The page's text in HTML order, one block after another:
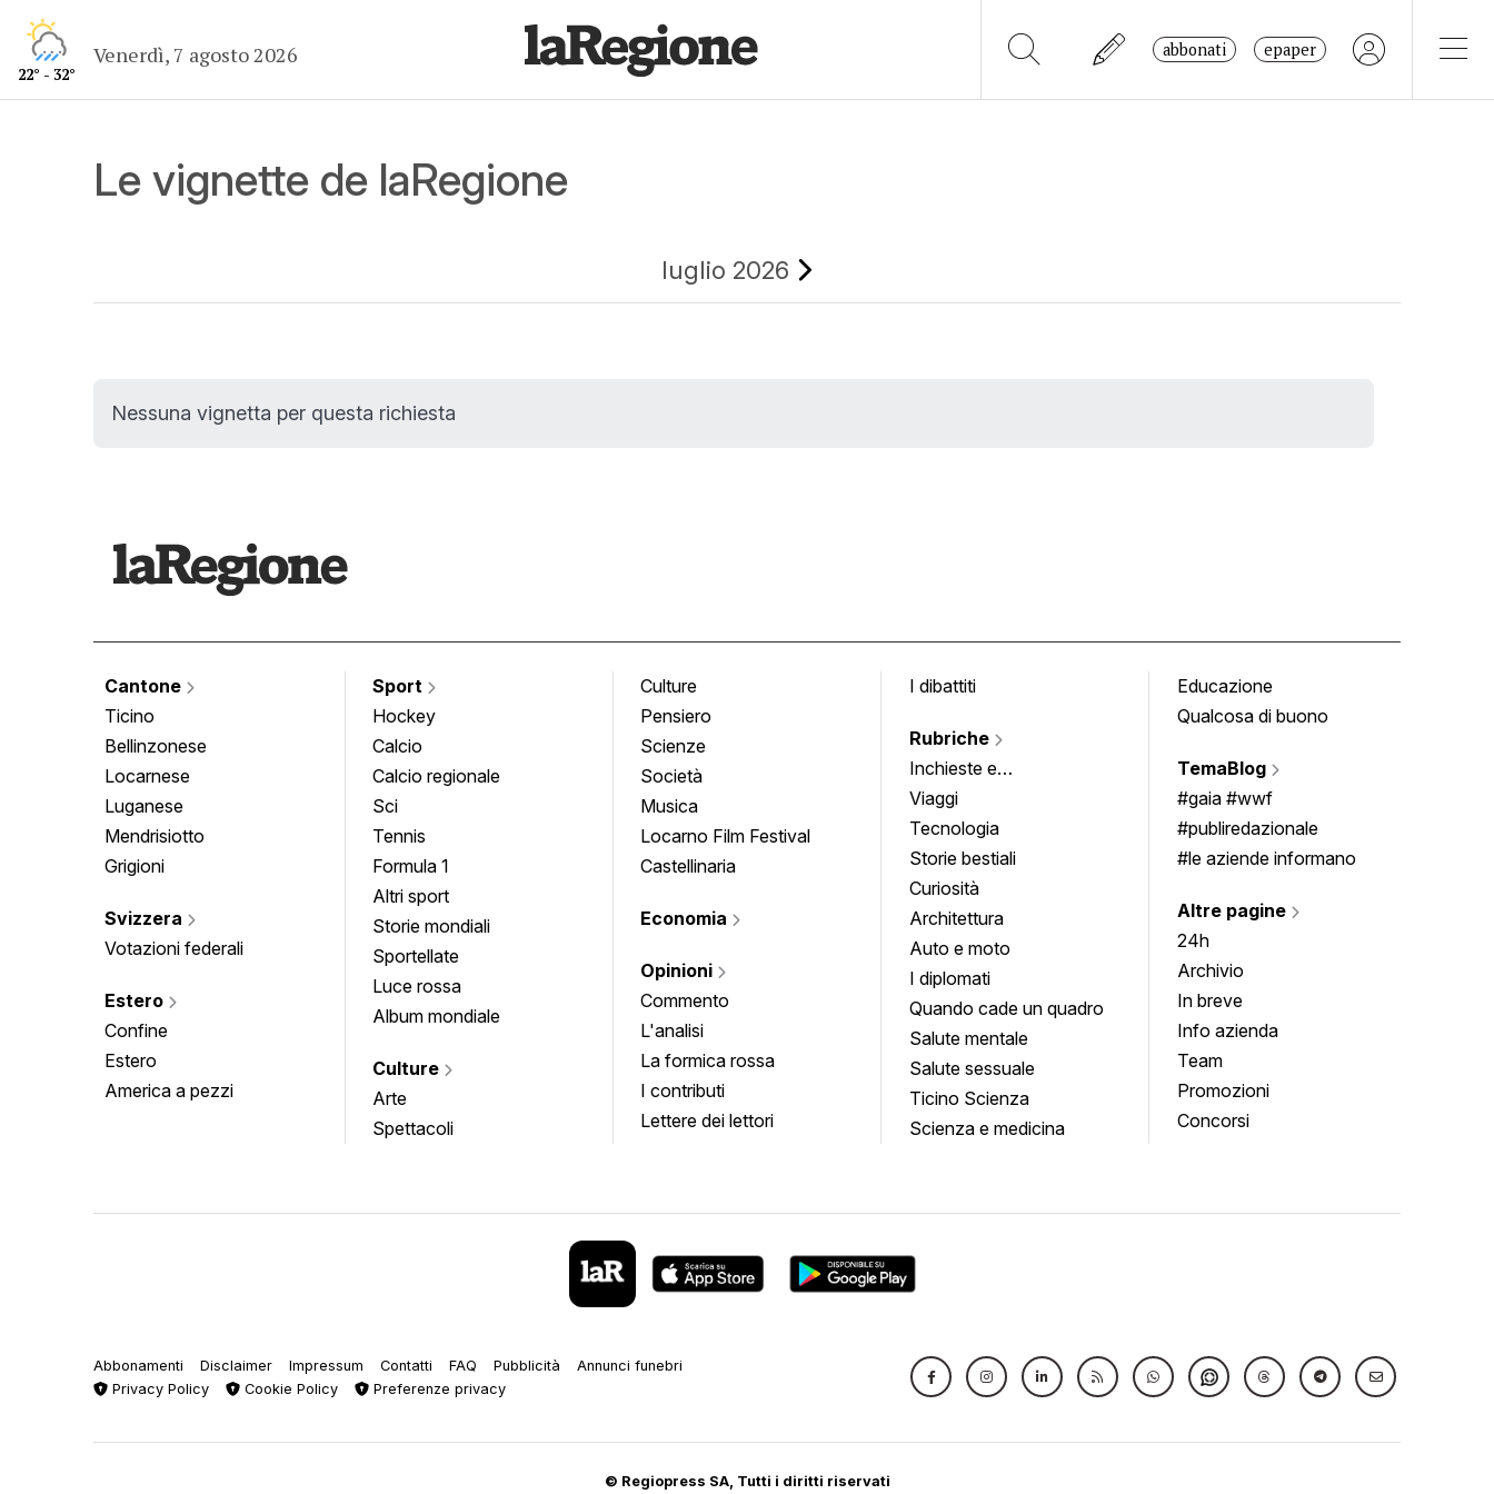
22° - 32°
Venerdì, 7 agosto 2026 abbonati epaper
Le vignette de laRegione
luglio 2026
Nessuna vignetta per questa richiesta
Cantone
Ticino
Bellinzonese
Locarnese
Luganese
Mendrisiotto
Grigioni
Svizzera
Votazioni federali
Estero
Confine
Estero
America a pezzi
Sport
Hockey
Calcio
Calcio regionale
Sci
Tennis
Formula 1
Altri sport
Storie mondiali
Sportellate
Luce rossa
Album mondiale
Culture
Arte
Spettacoli
Culture
Pensiero
Scienze
Società
Musica
Locarno Film Festival
Castellinaria
Economia
Opinioni
Commento
L'analisi
La formica rossa
I contributi
Lettere dei lettori
I dibattiti
Rubriche
Inchieste e
approfondimenti
Viaggi
Tecnologia
Storie bestiali
Curiosità
Architettura
Auto e moto
I diplomati
Quando cade un quadro
Salute mentale
Salute sessuale
Ticino Scienza
Scienza e medicina
Educazione
Qualcosa di buono
TemaBlog
#gaia #wwf
#publiredazionale
#le aziende informano
Altre pagine
24h
Archivio
In breve
Info azienda
Team
Promozioni
Concorsi
Abbonamenti Disclaimer Impressum Contatti FAQ Pubblicità
Annunci funebri
Privacy Policy
Cookie Policy Preferenze privacy
© Regiopress SA, Tutti i diritti riservati